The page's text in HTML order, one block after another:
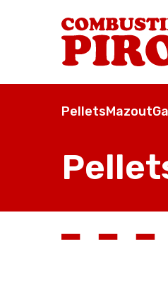
PelletsMazout